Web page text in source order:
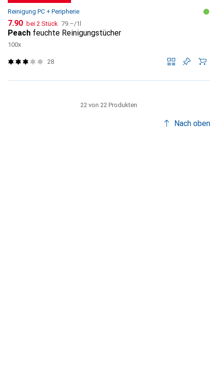
Reinigung PC + Peripherie
CHF
7.90 bei 2 Stück CHF
79.–/1l
Peach feuchte Reinigungstücher
100x
28
22 von 22 Produkten
Nach oben